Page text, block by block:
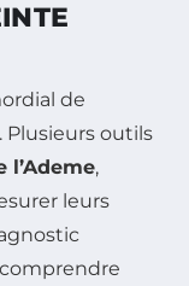
de
. Plusieurs outils
l’Ademe,
leurs